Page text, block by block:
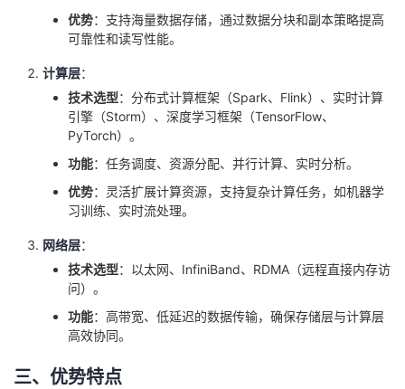
优势：支持海量数据存储，通过数据分块和副本策略提高
可靠性和读写性能。
计算层：
技术选型：分布式计算框架（Spark、Flink）、实时计算
引擎（Storm）、深度学习框架（TensorFlow、
PyTorch）。
功能：任务调度、资源分配、并行计算、实时分析。
优势：灵活扩展计算资源，支持复杂计算任务，如机器学
习训练、实时流处理。
网络层：
技术选型：以太网、InfiniBand、RDMA（远程直接内存访
问）。
功能：高带宽、低延迟的数据传输，确保存储层与计算层
高效协同。
三、优势特点